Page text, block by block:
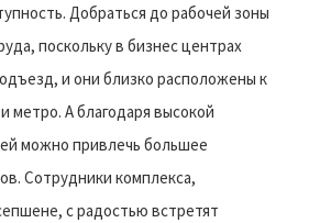
Добраться до рабочей зоны
поскольку в бизнес центрах
и они близко расположены к
метро. А благодаря высокой
можно привлечь большее
Сотрудники комплекса,
с радостью встретят